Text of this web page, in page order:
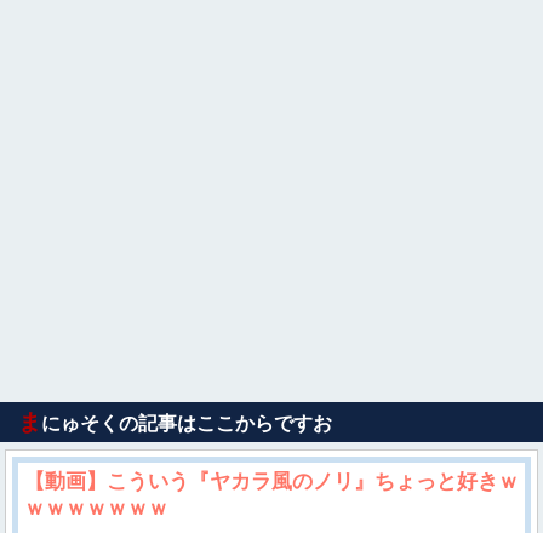
ま にゅそくの記事はここからですお
【動画】こういう『ヤカラ風のノリ』ちょっと好きｗ
ｗｗｗｗｗｗｗ